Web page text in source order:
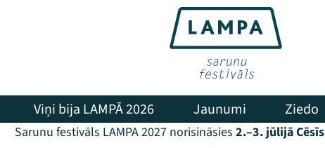
Viņi bija LAMPĀ 2026 Jaunumi Ziedo
Sarunu festivāls LAMPA 2027 norisināsies 2.–3. jūlijā Cēsīs